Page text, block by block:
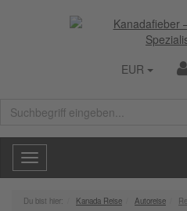
EUR
Toggle
navigation
Du bist hier: Kanada Reise Autoreise